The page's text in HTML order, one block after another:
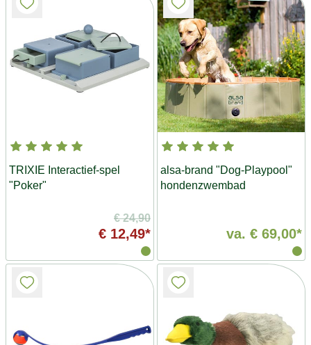
TRIXIE Interactief-spel
"Poker"
€ 24,90
€ 12,49*
alsa-brand "Dog-Playpool"
hondenzwembad
va. € 69,00*